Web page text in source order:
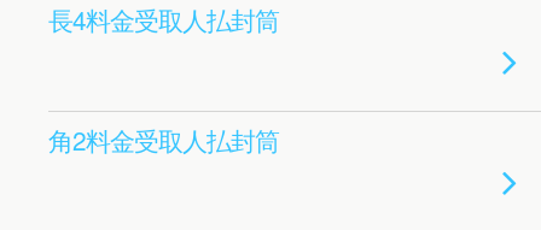
長4料金受取人払封筒
角2料金受取人払封筒